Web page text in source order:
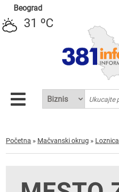
Beograd
31 ºC
Početna » Mačvanski okrug » Loznica